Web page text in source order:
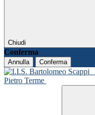
Chiudi
Conferma
Annulla Conferma
Pietro Terme